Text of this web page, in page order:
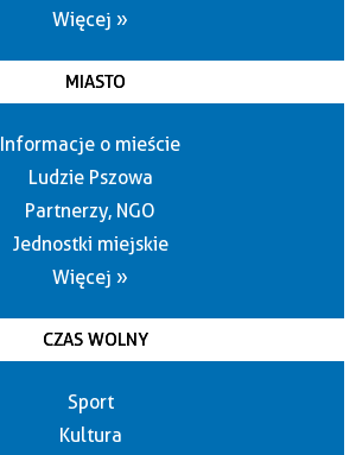
Więcej »
MIASTO
Informacje o mieście
Ludzie Pszowa
Partnerzy, NGO
Jednostki miejskie
Więcej »
CZAS WOLNY
Sport
Kultura